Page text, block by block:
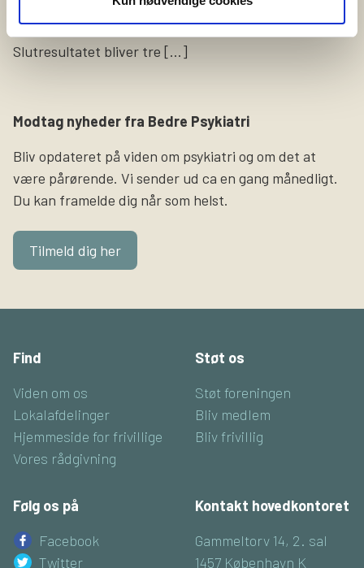
selvskade som symptom og gøre pårørende klogere på,
hvordan det føles at leve med det i hverdagen.
Slutresultatet bliver tre […]
Modtag nyheder fra Bedre Psykiatri
Bliv opdateret på viden om psykiatri og om det at
være pårørende. Vi sender ud ca en gang månedligt.
Du kan framelde dig når som helst.
Tilmeld dig her
Find
Viden om os
Lokalafdelinger
Hjemmeside for frivillige
Vores rådgivning
Støt os
Støt foreningen
Bliv medlem
Bliv frivillig
Følg os på
Facebook
Twitter
Kontakt hovedkontoret
Gammeltorv 14, 2. sal
1457 København K